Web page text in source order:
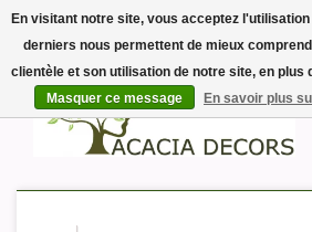
En visitant notre site, vous acceptez
derniers nous permettent de mieux
clientèle et son utilisation de notre site, en plus
Masquer ce message
En savoir plus